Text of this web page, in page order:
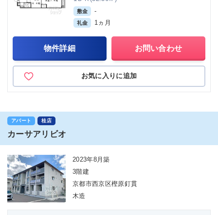
敷金 -
礼金 1ヵ月
物件詳細 お問い合わせ
お気に入りに追加
アパート 桂店
カーサアリビオ
2023年8月築
3階建
京都市西京区樫原釘貫
木造